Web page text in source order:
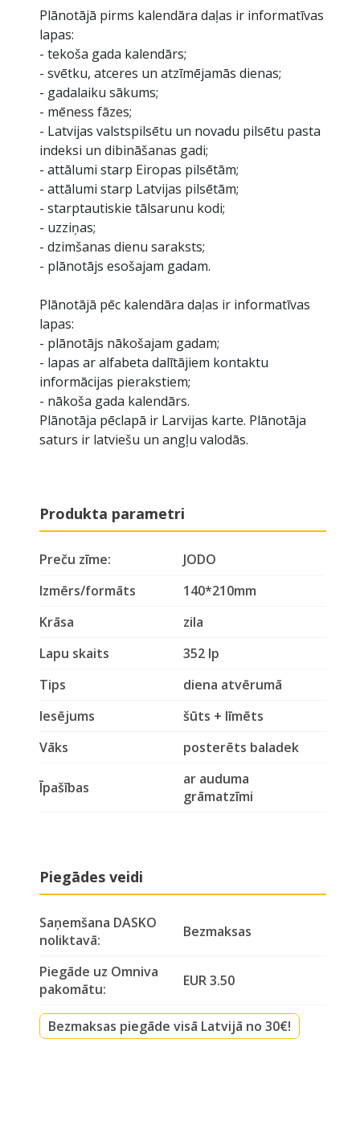
Plānotājā pirms kalendāra daļas ir informatīvas
lapas:
- tekoša gada kalendārs;
- svētku, atceres un atzīmējamās dienas;
- gadalaiku sākums;
- mēness fāzes;
- Latvijas valstspilsētu un novadu pilsētu pasta
indeksi un dibināšanas gadi;
- attālumi starp Eiropas pilsētām;
- attālumi starp Latvijas pilsētām;
- starptautiskie tālsarunu kodi;
- uzziņas;
- dzimšanas dienu saraksts;
- plānotājs esošajam gadam.
Plānotājā pēc kalendāra daļas ir informatīvas
lapas:
- plānotājs nākošajam gadam;
- lapas ar alfabeta dalītājiem kontaktu
informācijas pierakstiem;
- nākoša gada kalendārs.
Plānotāja pēclapā ir Larvijas karte. Plānotāja
saturs ir latviešu un angļu valodās.
Produkta parametri
Preču zīme:
JODO
Izmērs/formāts
140*210mm
Krāsa
zila
Lapu skaits
352 lp
Tips
diena atvērumā
Iesējums
šūts + līmēts
Vāks
posterēts baladek
Īpašības
ar auduma
grāmatzīmi
Piegādes veidi
Saņemšana DASKO
noliktavā:
Bezmaksas
Piegāde uz Omniva
pakomātu:
EUR 3.50
Bezmaksas piegāde visā Latvijā no 30€!